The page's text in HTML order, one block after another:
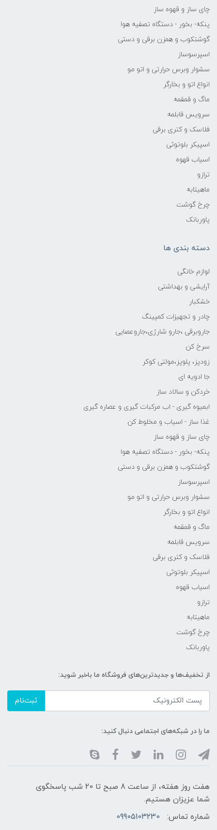
چای ساز و قهوه ساز
پنکه- بخور - دستگاه تصفیه هوا
گوشتکوب و همزن برقی و دستی
اسپرسوساز
سشوار وبرس حرارتی و اتو مو
انواع اتو و بخارگر
ماگ و قمقمه
سرویس قابلمه
فلاسک و کتری برقی
اسپیکر بلوتوثی
اسیاب قهوه
ترازو
ماهیتابه
چرخ گوشت
پاوربانک
دسته بندی ها
لوازم خانگی
آرایشی و بهداشتی
خشکبار
چادر و تجهیزات کمپینگ
جاروبرقی ،جارو شارژی،جاروعصایی
سرخ کن
زودپز، پلوپز،مولتی کوکر
جا ادویه ای
خردکن و سالاد ساز
ابمیوه گیری - اب مرکبات گیری و عصاره گیری
غذا ساز - اسیاب و مخلوط کن
چای ساز و قهوه ساز
پنکه- بخور - دستگاه تصفیه هوا
گوشتکوب و همزن برقی و دستی
اسپرسوساز
سشوار وبرس حرارتی و اتو مو
انواع اتو و بخارگر
ماگ و قمقمه
سرویس قابلمه
فلاسک و کتری برقی
اسپیکر بلوتوثی
اسیاب قهوه
ترازو
ماهیتابه
چرخ گوشت
پاوربانک
از تخفیف‌ها و جدیدترین‌های فروشگاه ما باخبر شوید:
ثبت‌نام
ما را در شبکه‌های اجتماعی دنبال کنید:
هفت روز هفته، از ساعت 8 صبح تا 20 شب پاسخگوی
شما عزیزان هستیم.
شماره تماس:
09905103230